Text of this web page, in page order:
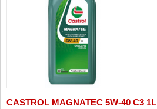
CASTROL MAGNATEC 5W-40 C3 1L